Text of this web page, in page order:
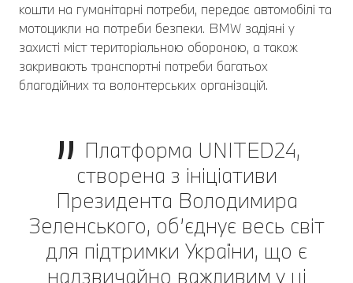
кошти на гуманітарні потреби, передає автомобілі та
мотоцикли на потреби безпеки. BMW задіяні у
захисті міст територіальною обороною, а також
закривають транспортні потреби багатьох
благодійних та волонтерських організацій.
Платформа UNITED24,
створена з ініціативи
Президента Володимира
Зеленського, об’єднує весь світ
для підтримки України, що є
надзвичайно важливим у ці